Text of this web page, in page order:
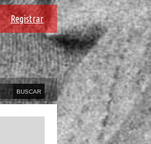
Registrar